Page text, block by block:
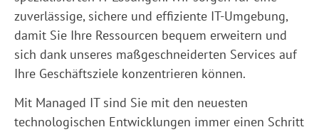
zuverlässige, sichere und effiziente IT-Umgebung,
damit Sie Ihre Ressourcen bequem erweitern und
sich dank unseres maßgeschneider­ten Services auf
Ihre Geschäftsziele konzentrieren können.
Mit Managed IT sind Sie mit den neuesten
technologischen Ent­wick­lungen immer einen Schritt